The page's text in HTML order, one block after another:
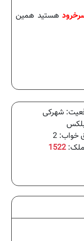
هستید همین
شهرکی
خواب: 2
1522